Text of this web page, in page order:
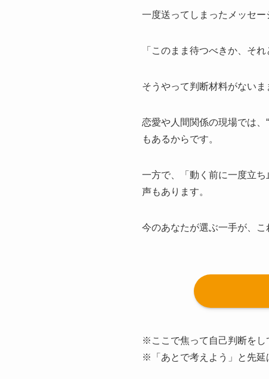
一度送ってしまったメッセー
「このまま待つべきか、そ
そうやって判断材料がない
恋愛や人間関係の現場では
もあるからです。
一方で、「動く前に一度立
声もあります。
今のあなたが選ぶ一手が、こ
※ここで焦って自己判断をし
※「あとで考えよう」と先延